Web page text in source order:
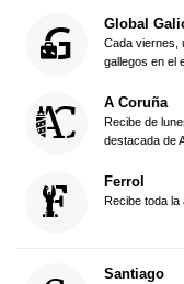
Global
Cada viernes,
gallegos en el
A Coruña
Recibe de
destacada de
Ferrol
Recibe toda la
Santiago